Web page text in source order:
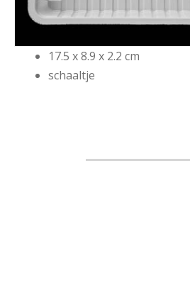
17.5 x 8.9 x 2.2 cm
schaaltje